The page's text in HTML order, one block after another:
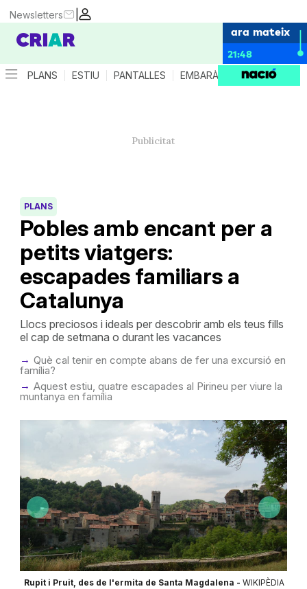
|
Newsletters
ara mateix
21:48
PLANS ESTIU PANTALLES EMBARÀS CRIANÇA
Pobles amb encant per a
petits viatgers:
escapades familiars a
Catalunya
PLANS
Llocs preciosos i ideals per descobrir amb els teus fills
el cap de setmana o durant les vacances
Què cal tenir en compte abans de fer una excursió en
família?
Aquest estiu, quatre escapades al Pirineu per viure la
muntanya en família
Rupit i Pruit, des de l'ermita de Santa Magdalena - WIKIPÈDIA